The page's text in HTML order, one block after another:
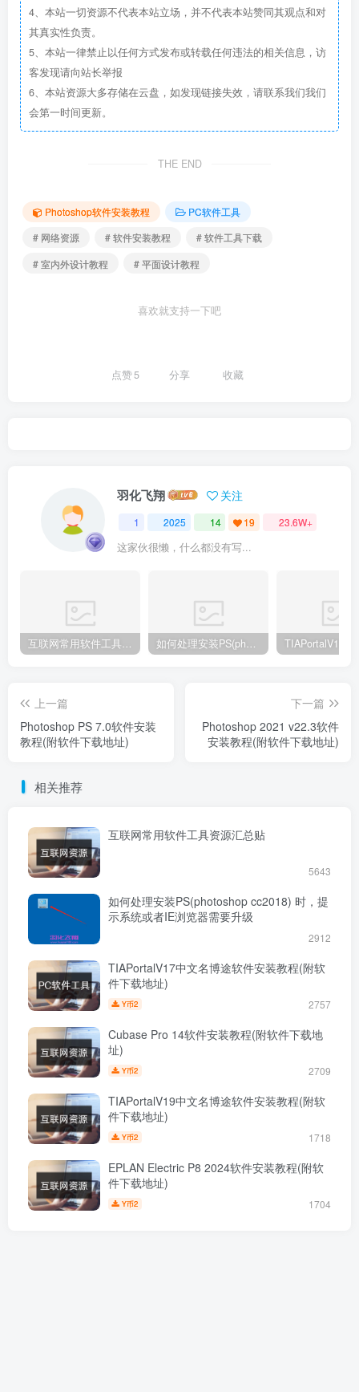
4、本站一切资源不代表本站立场，并不代表本站赞同其观点和对
其真实性负责。
5、本站一律禁止以任何方式发布或转载任何违法的相关信息，访
客发现请向站长举报
6、本站资源大多存储在云盘，如发现链接失效，请联系我们我们
会第一时间更新。
THE END
Photoshop软件安装教程
PC软件工具
# 网络资源
# 软件安装教程
# 软件工具下载
# 室内外设计教程
# 平面设计教程
喜欢就支持一下吧
点赞5 分享 收藏
羽化飞翔 关注
1 2025 14 19 23.6W+
这家伙很懒，什么都没有写...
互联网常用软件工具资源汇总贴 如何处理安装PS(photoshop cc2018) 时，提示系统或者IE浏览器需要升级
上一篇
Photoshop PS 7.0软件安装
教程(附软件下载地址)
下一篇
Photoshop 2021 v22.3软件
安装教程(附软件下载地址)
相关推荐
互联网常用软件工具资源汇总贴
5643
如何处理安装PS(photoshop cc2018) 时，提
示系统或者IE浏览器需要升级
2912
TIAPortalV17中文名博途软件安装教程(附软
件下载地址)
Y币2 2757
Cubase Pro 14软件安装教程(附软件下载地
址)
Y币2 2709
TIAPortalV19中文名博途软件安装教程(附软
件下载地址)
Y币2 1718
EPLAN Electric P8 2024软件安装教程(附软
件下载地址)
Y币2 1704